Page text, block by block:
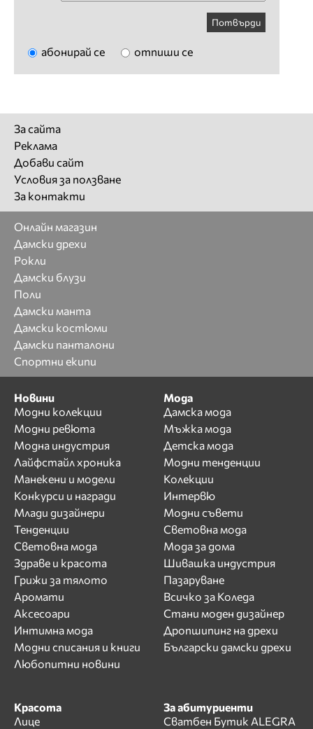
Потвърди
абонирай се отпиши се
За сайта
Реклама
Добави сайт
Условия за ползване
За контакти
Онлайн магазин
Дамски дрехи
Рокли
Дамски блузи
Поли
Дамски манта
Дамски костюми
Дамски панталони
Спортни екипи
Новини
Модни колекции
Модни ревюта
Модна индустрия
Лайфстайл хроника
Манекени и модели
Конкурси и награди
Млади дизайнери
Тенденции
Световна мода
Здраве и красота
Грижи за тялото
Аромати
Аксесоари
Интимна мода
Модни списания и книги
Любопитни новини
Мода
Дамска мода
Мъжка мода
Детска мода
Модни тенденции
Колекции
Интервю
Модни съвети
Световна мода
Мода за дома
Шивашка индустрия
Пазаруване
Всичко за Коледа
Стани моден дизайнер
Дропшипинг на дрехи
Български дамски дрехи
Красота
Лице
За абитуриенти
Сватбен Бутик ALEGRA